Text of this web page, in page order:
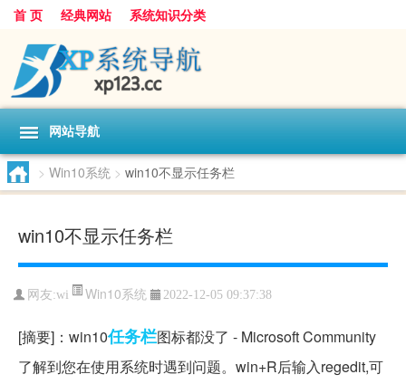
首 页 经典网站 系统知识分类
网站导航
> Win10系统 > win10不显示任务栏
win10不显示任务栏
网友:wi Win10系统 2022-12-05 09:37:38
[摘要]：win10任务栏图标都没了 - Microsoft Community
了解到您在使用系统时遇到问题。win+R后输入regedit,可